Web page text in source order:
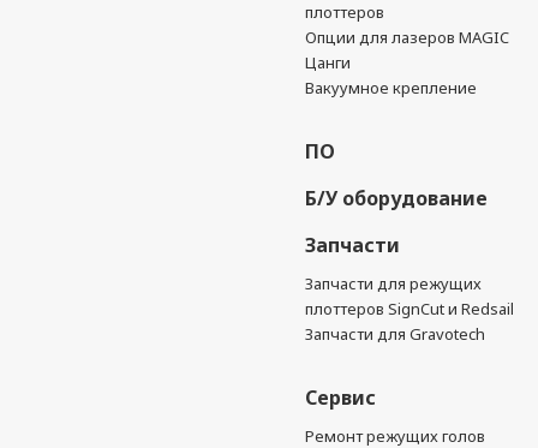
плоттеров
Опции для лазеров MAGIC
Цанги
Вакуумное крепление
ПО
Б/У оборудование
Запчасти
Запчасти для режущих
плоттеров SignCut и Redsail
Запчасти для Gravotech
Сервис
Ремонт режущих голов